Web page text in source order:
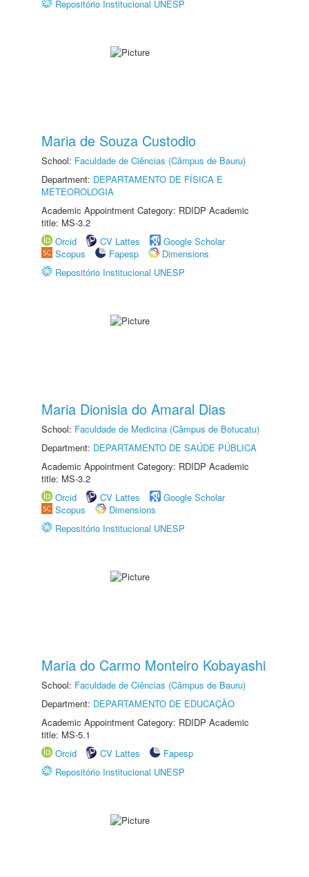
Repositório Institucional UNESP
Maria de Souza Custodio
School: Faculdade de Ciências (Câmpus de Bauru)
Department: DEPARTAMENTO DE FÍSICA E
METEOROLOGIA
Academic Appointment Category: RDIDP Academic
title: MS-3.2
Orcid
CV Lattes
Google Scholar
Scopus
Fapesp
Dimensions
Repositório Institucional UNESP
Maria Dionisia do Amaral Dias
School: Faculdade de Medicina (Câmpus de Botucatu)
Department: DEPARTAMENTO DE SAÚDE PÚBLICA
Academic Appointment Category: RDIDP Academic
title: MS-3.2
Orcid
CV Lattes
Google Scholar
Scopus
Dimensions
Repositório Institucional UNESP
Maria do Carmo Monteiro Kobayashi
School: Faculdade de Ciências (Câmpus de Bauru)
Department: DEPARTAMENTO DE EDUCAÇÃO
Academic Appointment Category: RDIDP Academic
title: MS-5.1
Orcid
CV Lattes
Fapesp
Repositório Institucional UNESP